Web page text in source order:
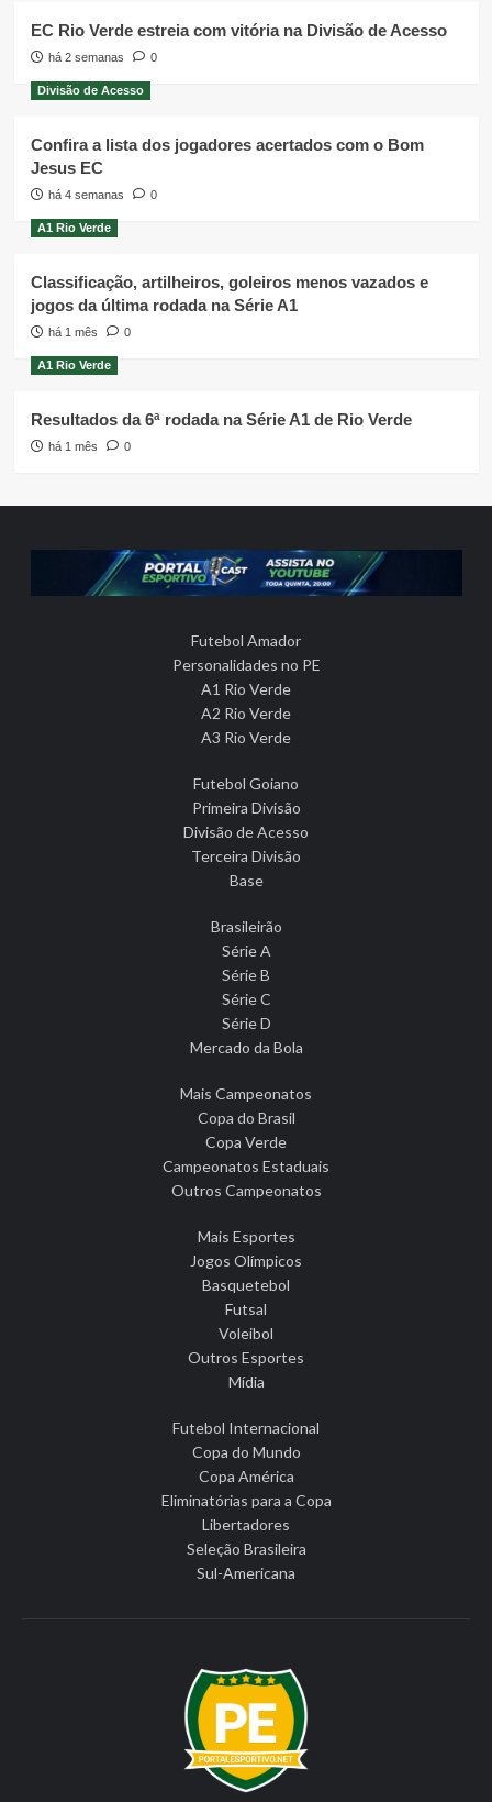
EC Rio Verde estreia com vitória na Divisão de Acesso
há 2 semanas 0
Divisão de Acesso
Confira a lista dos jogadores acertados com o Bom
Jesus EC
há 4 semanas 0
A1 Rio Verde
Classificação, artilheiros, goleiros menos vazados e
jogos da última rodada na Série A1
há 1 mês 0
A1 Rio Verde
Resultados da 6ª rodada na Série A1 de Rio Verde
há 1 mês 0
Futebol Amador
Personalidades no PE
A1 Rio Verde
A2 Rio Verde
A3 Rio Verde
Futebol Goiano
Primeira Divisão
Divisão de Acesso
Terceira Divisão
Base
Brasileirão
Série A
Série B
Série C
Série D
Mercado da Bola
Mais Campeonatos
Copa do Brasil
Copa Verde
Campeonatos Estaduais
Outros Campeonatos
Mais Esportes
Jogos Olímpicos
Basquetebol
Futsal
Voleibol
Outros Esportes
Mídia
Futebol Internacional
Copa do Mundo
Copa América
Eliminatórias para a Copa
Libertadores
Seleção Brasileira
Sul-Americana